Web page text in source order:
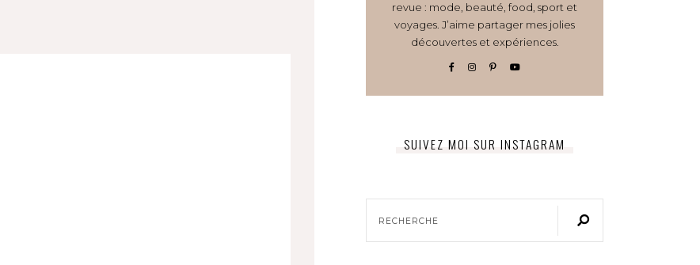
revue : mode, beauté, food, sport et
voyages. J’aime partager mes jolies
découvertes et expériences.
SUIVEZ MOI SUR INSTAGRAM